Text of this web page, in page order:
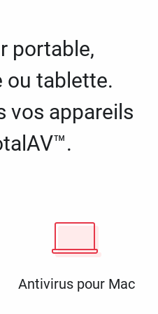
portable,
ou tablette.
vos appareils
Antivirus pour Mac